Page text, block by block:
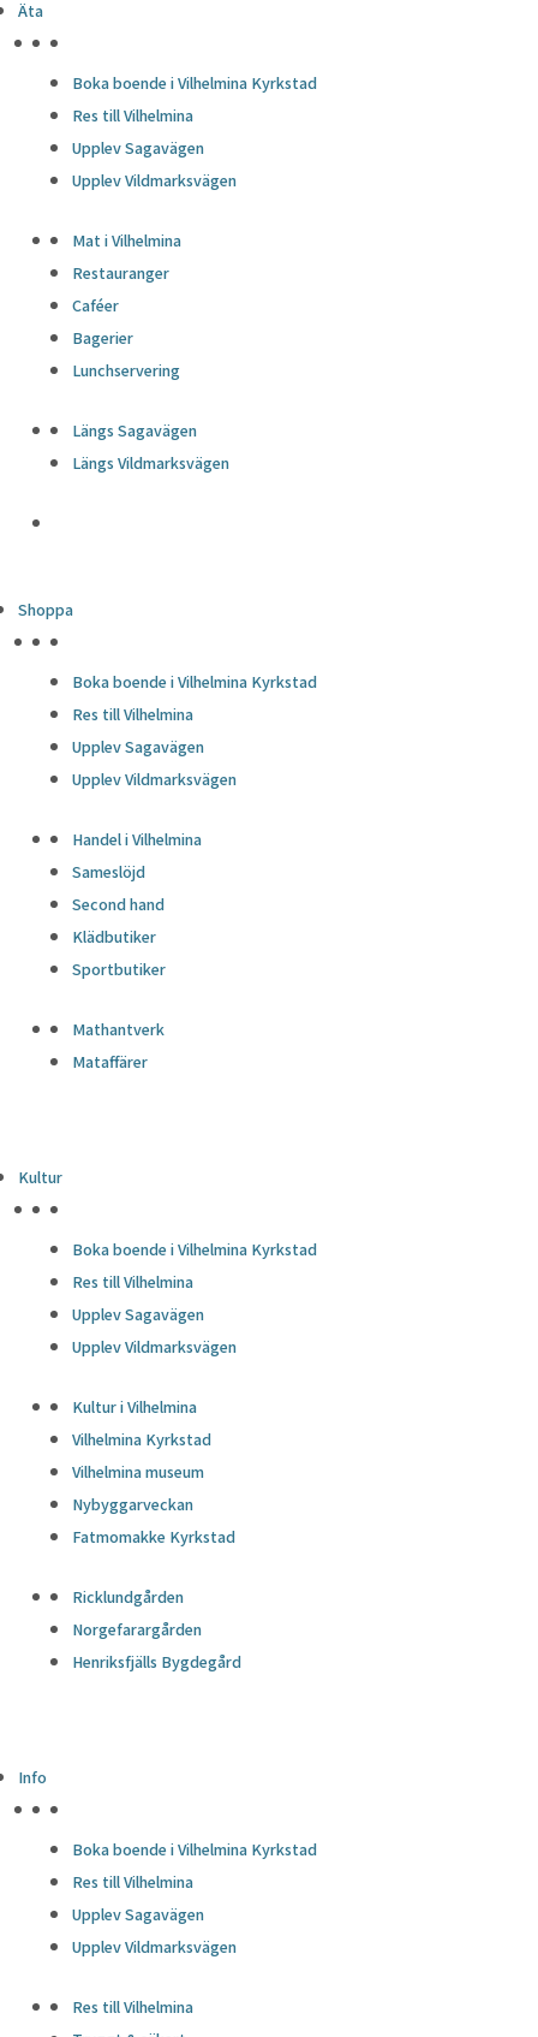
Äta
Boka boende i Vilhelmina Kyrkstad
Res till Vilhelmina
Upplev Sagavägen
Upplev Vildmarksvägen
Mat i Vilhelmina
Restauranger
Caféer
Bagerier
Lunchservering
Längs Sagavägen
Längs Vildmarksvägen
Shoppa
Boka boende i Vilhelmina Kyrkstad
Res till Vilhelmina
Upplev Sagavägen
Upplev Vildmarksvägen
Handel i Vilhelmina
Sameslöjd
Second hand
Klädbutiker
Sportbutiker
Mathantverk
Mataffärer
Kultur
Boka boende i Vilhelmina Kyrkstad
Res till Vilhelmina
Upplev Sagavägen
Upplev Vildmarksvägen
Kultur i Vilhelmina
Vilhelmina Kyrkstad
Vilhelmina museum
Nybyggarveckan
Fatmomakke Kyrkstad
Ricklundgården
Norgefarargården
Henriksfjälls Bygdegård
Info
Boka boende i Vilhelmina Kyrkstad
Res till Vilhelmina
Upplev Sagavägen
Upplev Vildmarksvägen
Res till Vilhelmina